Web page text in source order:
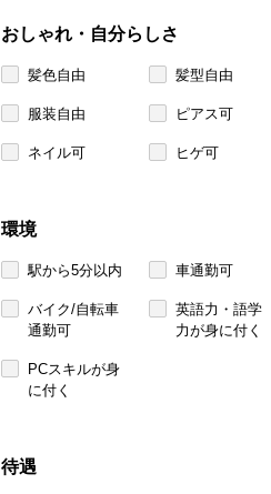
おしゃれ・自分らしさ
髪色自由 髪型自由
服装自由 ピアス可
ネイル可 ヒゲ可
環境
駅から5分以内 車通勤可
バイク/自転車
通勤可
英語力・語学
力が身に付く
PCスキルが身
に付く
待遇